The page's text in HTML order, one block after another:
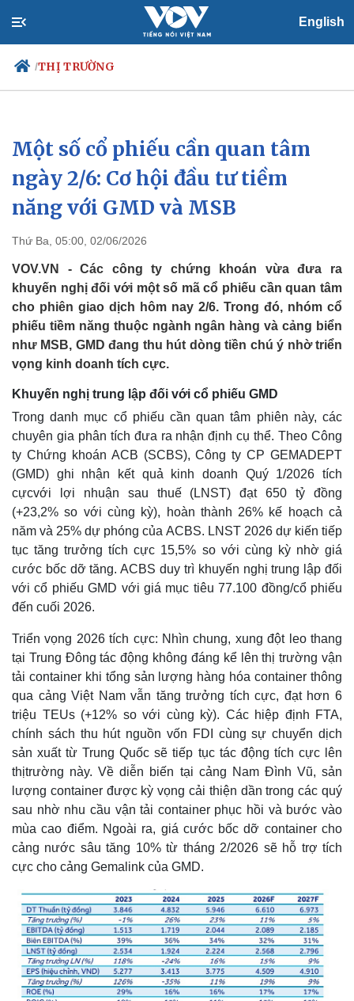
English
/THỊ TRƯỜNG
Chính trị
Đảng
Tổ chức nhân sự
Quốc hội
Nhận diện sự thật
Xã hội
Tin 24h
Dự báo thời tiết
Giáo dục
Một số cổ phiếu cần quan tâm
ngày 2/6: Cơ hội đầu tư tiềm
năng với GMD và MSB
Thứ Ba, 05:00, 02/06/2026
VOV.VN - Các công ty chứng khoán vừa đưa ra
khuyến nghị đối với một số mã cổ phiếu cần quan tâm
cho phiên giao dịch hôm nay 2/6. Trong đó, nhóm cổ
phiếu tiềm năng thuộc ngành ngân hàng và cảng biển
như MSB, GMD đang thu hút dòng tiền chú ý nhờ triển
vọng kinh doanh tích cực.
Khuyến nghị trung lập đối với cổ phiếu GMD
Trong danh mục cổ phiếu cần quan tâm phiên này, các
chuyên gia phân tích đưa ra nhận định cụ thể. Theo Công
ty Chứng khoán ACB (SCBS), Công ty CP GEMADEPT
(GMD) ghi nhận kết quả kinh doanh Quý 1/2026 tích
cựcvới lợi nhuận sau thuế (LNST) đạt 650 tỷ đồng
(+23,2% so với cùng kỳ), hoàn thành 26% kế hoạch cả
năm và 25% dự phóng của ACBS. LNST 2026 dự kiến tiếp
tục tăng trưởng tích cực 15,5% so với cùng kỳ nhờ giá
cước bốc dỡ tăng. ACBS duy trì khuyến nghị trung lập đối
với cổ phiếu GMD với giá mục tiêu 77.100 đồng/cổ phiếu
đến cuối 2026.
Triển vọng 2026 tích cực: Nhìn chung, xung đột leo thang
tại Trung Đông tác động không đáng kể lên thị trường vận
tải container khi tổng sản lượng hàng hóa container thông
qua cảng Việt Nam vẫn tăng trưởng tích cực, đạt hơn 6
triệu TEUs (+12% so với cùng kỳ). Các hiệp định FTA,
chính sách thu hút nguồn vốn FDI cùng sự chuyển dịch
sản xuất từ Trung Quốc sẽ tiếp tục tác động tích cực lên
thịtrường này. Về diễn biến tại cảng Nam Đình Vũ, sản
lượng container được kỳ vọng cải thiện dần trong các quý
sau nhờ nhu cầu vận tải container phục hồi và bước vào
mùa cao điểm. Ngoài ra, giá cước bốc dỡ container cho
cảng nước sâu tăng 10% từ tháng 2/2026 sẽ hỗ trợ tích
cực cho cảng Gemalink của GMD.